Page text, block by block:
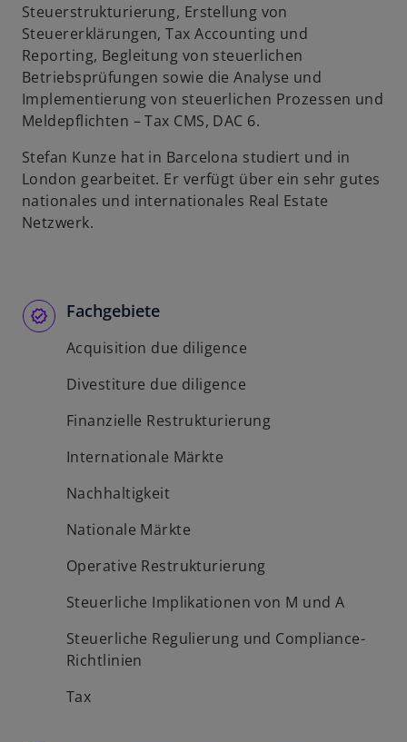
Steuerstrukturierung, Erstellung von
Steuererklärungen, Tax Accounting und
Reporting, Begleitung von steuerlichen
Betriebsprüfungen sowie die Analyse und
Implementierung von steuerlichen Prozessen und
Meldepflichten – Tax CMS, DAC 6.
Stefan Kunze hat in Barcelona studiert und in
London gearbeitet. Er verfügt über ein sehr gutes
nationales und internationales Real Estate
Netzwerk.
Fachgebiete
Acquisition due diligence
Divestiture due diligence
Finanzielle Restrukturierung
Internationale Märkte
Nachhaltigkeit
Nationale Märkte
Operative Restrukturierung
Steuerliche Implikationen von M und A
Steuerliche Regulierung und Compliance-
Richtlinien
Tax